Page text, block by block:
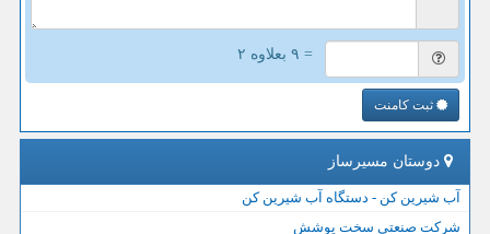
= ۹ بعلاوه ۲
ثبت کامنت
دوستان مسیرساز
آب شیرین کن - دستگاه آب شیرین کن
شرکت صنعتی سخت پوشش